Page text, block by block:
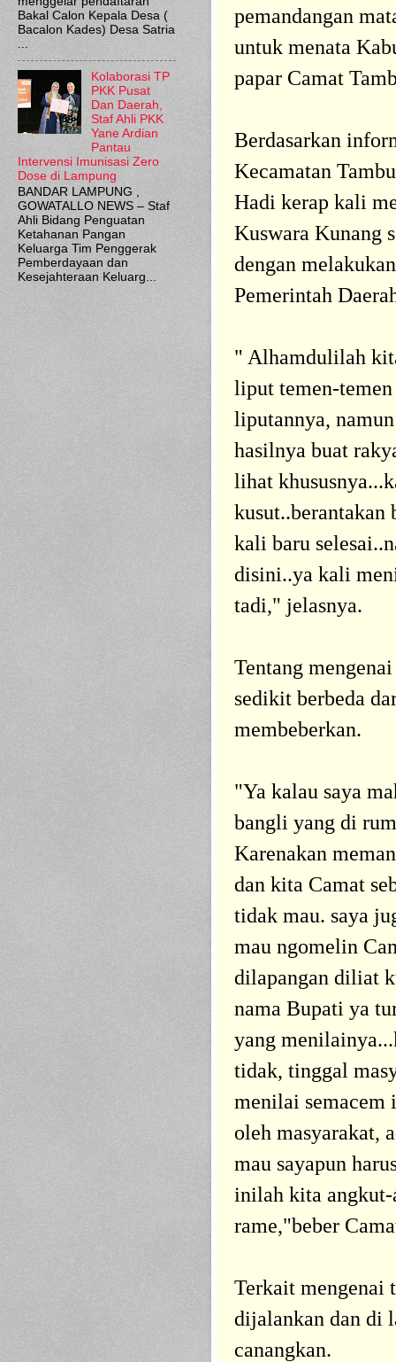
pemandangan
untuk menata
papar Camat
Berdasarkan
Kecamatan
Hadi kerap kali
Kuswara Kunang
dengan
Pemerintah
" Alhamdulilah
liput temen-
liputannya,
hasilnya buat
lihat
kali baru
disini..ya kali
tadi," jelasnya.
Tentang
sedikit berbeda
membeberkan.
"Ya kalau saya
bangli yang di
Karenakan
dan kita Camat
tidak mau. saya
mau ngomelin
dilapangan diliat
nama Bupati ya
yang
tidak, tinggal
menilai
oleh masyarakat,
mau sayapun
inilah kita angkut-
rame,"beber
Terkait mengenai
dijalankan dan di
canangkan.
Bakal Calon Kepala Desa (
Bacalon Kades) Desa Satria
...
Kolaborasi TP
PKK Pusat
Dan Daerah,
Staf Ahli PKK
Yane Ardian
Pantau
Intervensi Imunisasi Zero
Dose di Lampung
BANDAR LAMPUNG ,
GOWATALLO NEWS – Staf
Ahli Bidang Penguatan
Ketahanan Pangan
Keluarga Tim Penggerak
Pemberdayaan dan
Kesejahteraan Keluarg...